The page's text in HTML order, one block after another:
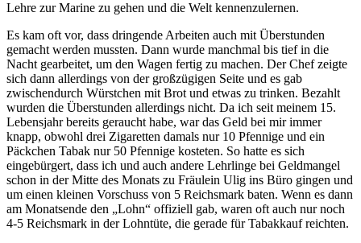
Lehre zur Marine zu gehen und die Welt kennenzulernen.
Es kam oft vor, dass dringende Arbeiten auch mit Überstunden
gemacht werden mussten. Dann wurde manchmal bis tief in die
Nacht gearbeitet, um den Wagen fertig zu machen. Der Chef zeigte
sich dann allerdings von der großzügigen Seite und es gab
zwischendurch Würstchen mit Brot und etwas zu trinken. Bezahlt
wurden die Überstunden allerdings nicht. Da ich seit meinem 15.
Lebensjahr bereits geraucht habe, war das Geld bei mir immer
knapp, obwohl drei Zigaretten damals nur 10 Pfennige und ein
Päckchen Tabak nur 50 Pfennige kosteten. So hatte es sich
eingebürgert, dass ich und auch andere Lehrlinge bei Geldmangel
schon in der Mitte des Monats zu Fräulein Ulig ins Büro gingen und
um einen kleinen Vorschuss von 5 Reichsmark baten. Wenn es dann
am Monatsende den
Lohn
offiziell gab, waren oft auch nur noch
4-5 Reichsmark in der Lohntüte, die gerade für Tabakkauf reichten.